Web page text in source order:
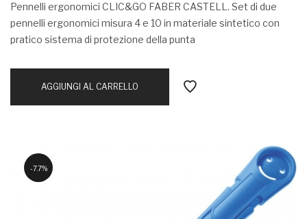
Pennelli ergonomici CLIC&GO FABER CASTELL. Set di due
pennelli ergonomici misura 4 e 10 in materiale sintetico con
pratico sistema di protezione della punta
AGGIUNGI AL CARRELLO
7.7%